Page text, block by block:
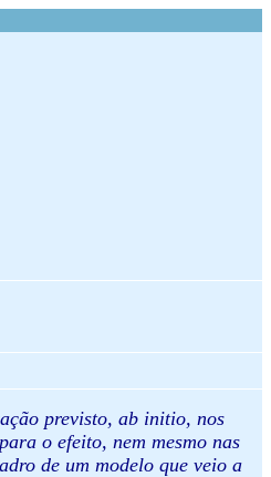
previsto, ab initio, nos
o efeito, nem mesmo nas
de um modelo que veio a